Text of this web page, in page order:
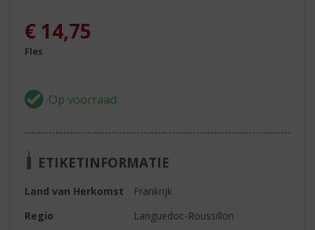
€ 14,75
Fles
ETIKETINFORMATIE
Land van Herkomst
Frankrijk
Regio
Languedoc-Roussillon